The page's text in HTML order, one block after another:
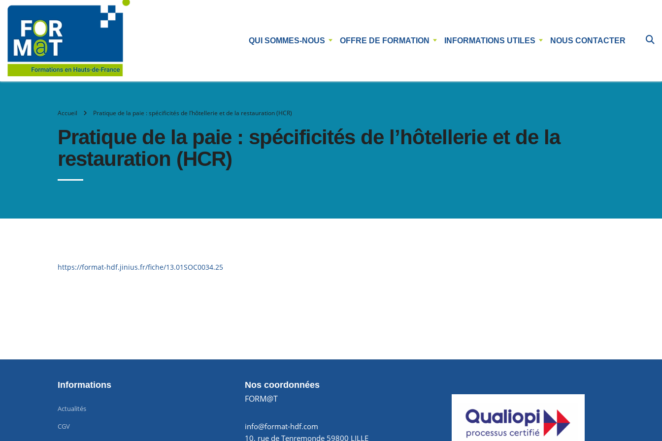
QUI SOMMES-NOUS OFFRE DE FORMATION INFORMATIONS UTILES NOUS CONTACTER
Accueil Pratique de la paie : spécificités de l’hôtellerie et de la restauration (HCR)
Pratique de la paie : spécificités de l’hôtellerie et de la
restauration (HCR)
https://format-hdf.jinius.fr/fiche/13.01SOC0034.25
Informations
Actualités
CGV
Nos coordonnées
FORM@T
info@format-hdf.com
10, rue de Tenremonde 59800 LILLE